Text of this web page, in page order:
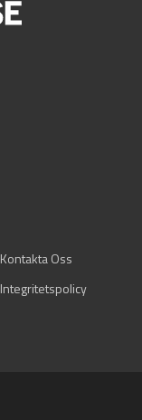
Kontakta Oss
Integritetspolicy